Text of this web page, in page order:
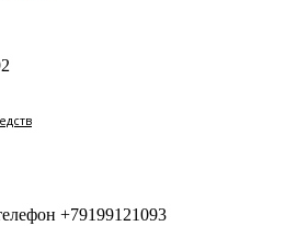
+79199121093